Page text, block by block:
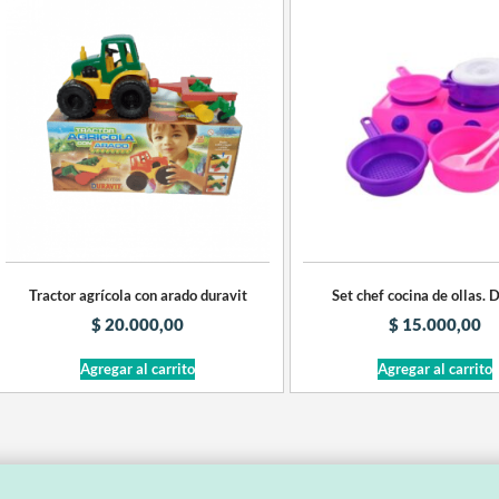
Tractor agrícola con arado duravit
$20.000,00
Agregar al carrito
Set chef cocina de ollas.
$ 15.000,00
Agregar al carrito